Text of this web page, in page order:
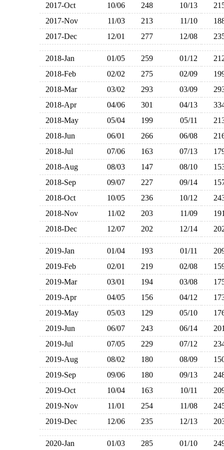
2017-Oct
10/06 248 10/13
2017-Nov
11/03 213 11/10
2017-Dec
12/01 277 12/08
2018-Jan 01/05 259 01/12
2018-Feb
02/02 275 02/09
2018-Mar
03/02 293 03/09
2018-Apr
04/06 301 04/13
2018-May
05/04 199 05/11
2018-Jun
06/01 266 06/08
2018-Jul
07/06 163 07/13
2018-Aug
08/03 147 08/10
2018-Sep
09/07 227 09/14
2018-Oct
10/05 236 10/12
2018-Nov
11/02 203 11/09
2018-Dec
12/07 202 12/14
2019-Jan 01/04 193 01/11
2019-Feb
02/01 219 02/08
2019-Mar
03/01 194 03/08
2019-Apr
04/05 156 04/12
2019-May
05/03 129 05/10
2019-Jun
06/07 243 06/14
2019-Jul
07/05 229 07/12
2019-Aug
08/02 180 08/09
2019-Sep
09/06 180 09/13
2019-Oct
10/04 163 10/11
2019-Nov
11/01 254 11/08
2019-Dec
12/06 235 12/13
2020-Jan 01/03 285 01/10